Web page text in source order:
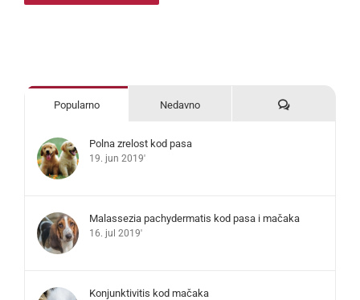
Popularno Nedavno Komentari
Polna zrelost kod pasa
19. jun 2019'
Malassezia pachydermatis kod pasa i mačaka
16. jul 2019'
Konjunktivitis kod mačaka